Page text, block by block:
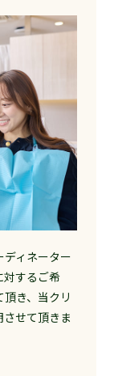
ィネーター
対するご希
き、当クリ
せて頂きま